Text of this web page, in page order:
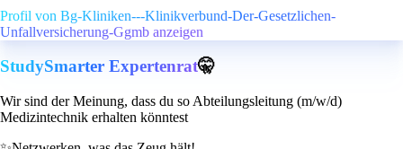
Profil von Bg-Kliniken---Klinikverbund-Der-Gesetzlichen-
Unfallversicherung-Ggmb anzeigen
StudySmarter Expertenrat🤫
Wir sind der Meinung, dass du so Abteilungsleitung (m/w/d)
Medizintechnik erhalten könntest